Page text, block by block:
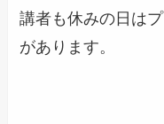
講者も休みの日は
があります。